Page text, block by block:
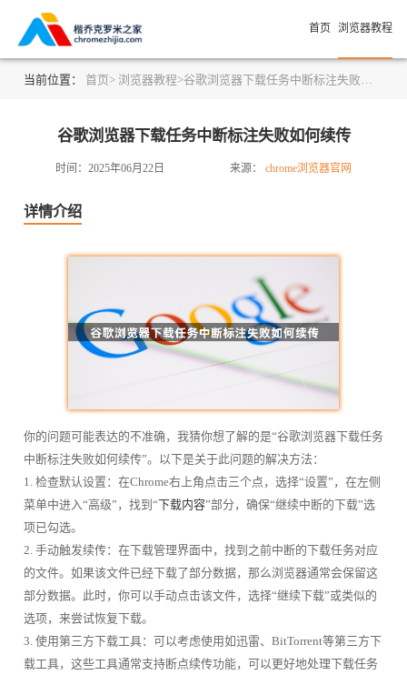
首页 浏览器教程
当前位置： 首页> 浏览器教程>谷歌浏览器下载任务中断标注失败如何续传
谷歌浏览器下载任务中断标注失败如何续传
时间：2025年06月22日 来源： chrome浏览器官网
详情介绍
你的问题可能表达的不准确，我猜你想了解的是“谷歌浏览器下载任务
中断标注失败如何续传”。以下是关于此问题的解决方法：
1. 检查默认设置：在Chrome右上角点击三个点，选择“设置”，在左侧
菜单中进入“高级”，找到“下载内容”部分，确保“继续中断的下载”选
项已勾选。
2. 手动触发续传：在下载管理界面中，找到之前中断的下载任务对应
的文件。如果该文件已经下载了部分数据，那么浏览器通常会保留这
部分数据。此时，你可以手动点击该文件，选择“继续下载”或类似的
选项，来尝试恢复下载。
3. 使用第三方下载工具：可以考虑使用如迅雷、BitTorrent等第三方下
载工具，这些工具通常支持断点续传功能，可以更好地处理下载任务